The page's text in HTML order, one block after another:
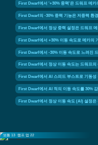
First Dwarf에서 '+30% 중력'은 드워프 메
First Dwarf의 -30% 중력 기능은 저중력 환
First Dwarf에서 정상 중력 설정은 드워프
First Dwarf에서 +30% 이동 속도로 메카의
First Dwarf에서 -30% 이동 속도로 느려진
First Dwarf에서 정상 이동 속도는 드워프
First Dwarf에서 AI 스피드 부스트로 기동성
First Dwarf에서 AI 적의 이동 속도를 30%
First Dwarf에서 정상 이동 속도 (AI) 설정은
보통 13 램프 업 22